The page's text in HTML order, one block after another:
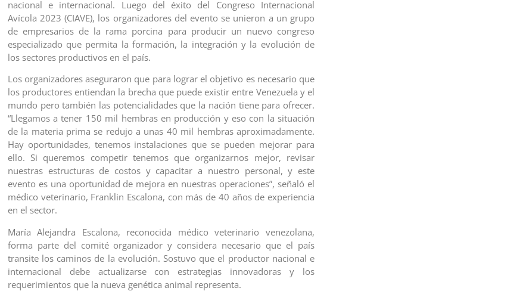
nacional e internacional. Luego del éxito del Congreso Internacional
Avícola 2023 (CIAVE), los organizadores del evento se unieron a un grupo
de empresarios de la rama porcina para producir un nuevo congreso
especializado que permita la formación, la integración y la evolución de
los sectores productivos en el país.
Los organizadores aseguraron que para lograr el objetivo es necesario que
los productores entiendan la brecha que puede existir entre Venezuela y el
mundo pero también las potencialidades que la nación tiene para ofrecer.
“Llegamos a tener 150 mil hembras en producción y eso con la situación
de la materia prima se redujo a unas 40 mil hembras aproximadamente.
Hay oportunidades, tenemos instalaciones que se pueden mejorar para
ello. Si queremos competir tenemos que organizarnos mejor, revisar
nuestras estructuras de costos y capacitar a nuestro personal, y este
evento es una oportunidad de mejora en nuestras operaciones”, señaló el
médico veterinario, Franklin Escalona, con más de 40 años de experiencia
en el sector.
María Alejandra Escalona, reconocida médico veterinario venezolana,
forma parte del comité organizador y considera necesario que el país
transite los caminos de la evolución. Sostuvo que el productor nacional e
internacional debe actualizarse con estrategias innovadoras y los
requerimientos que la nueva genética animal representa.